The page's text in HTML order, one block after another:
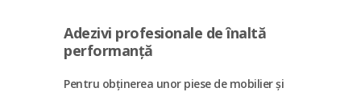
Adezivi profesionale de înaltă
performanță
Pentru obținerea unor piese de mobilier și